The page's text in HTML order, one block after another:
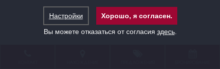
Настройки
Хорошо, я согласен.
Вы можете отказаться от согласия здесь.